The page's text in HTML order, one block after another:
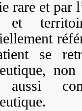
rare et par
et
se
aussi